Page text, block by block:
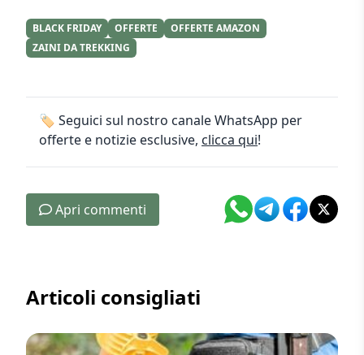
BLACK FRIDAY OFFERTE
OFFERTE AMAZON
ZAINI DA TREKKING
🏷️ Seguici sul nostro canale WhatsApp per
offerte e notizie esclusive, clicca qui!
Apri commenti
Articoli consigliati